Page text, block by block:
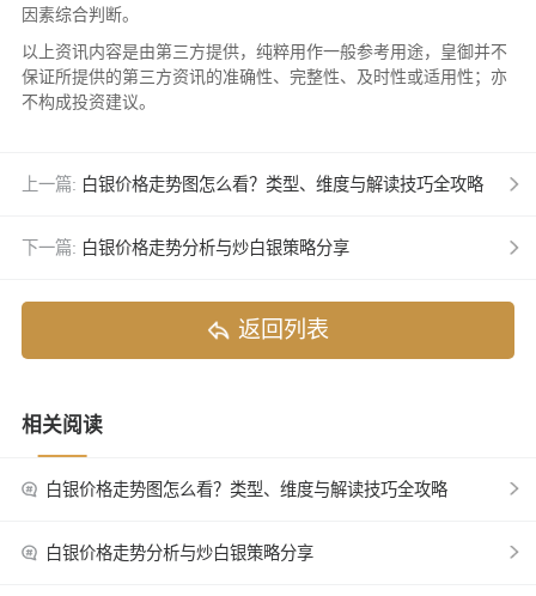
因素综合判断。
以上资讯内容是由第三方提供，纯粹用作一般参考用途，皇御并不
保证所提供的第三方资讯的准确性、完整性、及时性或适用性；亦
不构成投资建议。
上一篇: 白银价格走势图怎么看？类型、维度与解读技巧全攻略
下一篇: 白银价格走势分析与炒白银策略分享
返回列表
相关阅读
白银价格走势图怎么看？类型、维度与解读技巧全攻略
白银价格走势分析与炒白银策略分享